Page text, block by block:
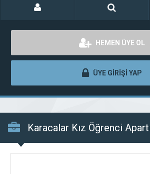
HEMEN ÜYE OL
ÜYE GİRİŞİ YAP
Karacalar Kız Öğrenci